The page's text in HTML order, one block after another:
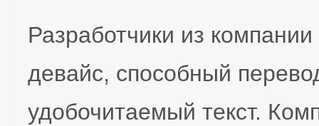
Разработчики из
девайс, способный
удобочитаемый текст.